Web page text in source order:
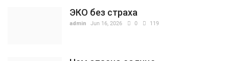
ЭКО без страха
admin Jun 16, 2026 0 119